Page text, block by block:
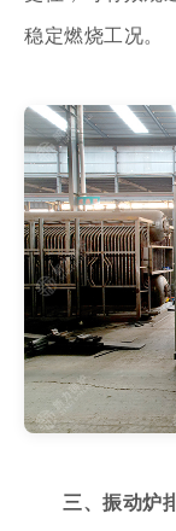
稳定燃烧工况。
三、振动炉